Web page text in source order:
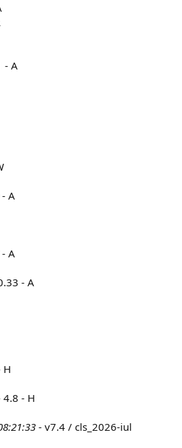
- A
A
A
- A
H
4.8 - H
- v7.4 / cls_2026-iul